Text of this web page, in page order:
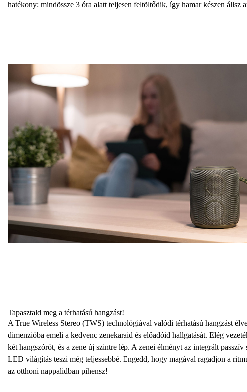
hatékony: mindössze 3 óra alatt teljesen feltöltődik, így hamar készen állsz
Tapasztald meg a térhatású hangzást!
A True Wireless Stereo (TWS) technológiával valódi térhatású hangzást
dimenzióba emeli a kedvenc zenekaraid és előadóid hallgatását. Elég
két hangszórót, és a zene új szintre lép. A zenei élményt az integrált
LED világítás teszi még teljessebbé. Engedd, hogy magával ragadjon a
az otthoni nappalidban pihensz!